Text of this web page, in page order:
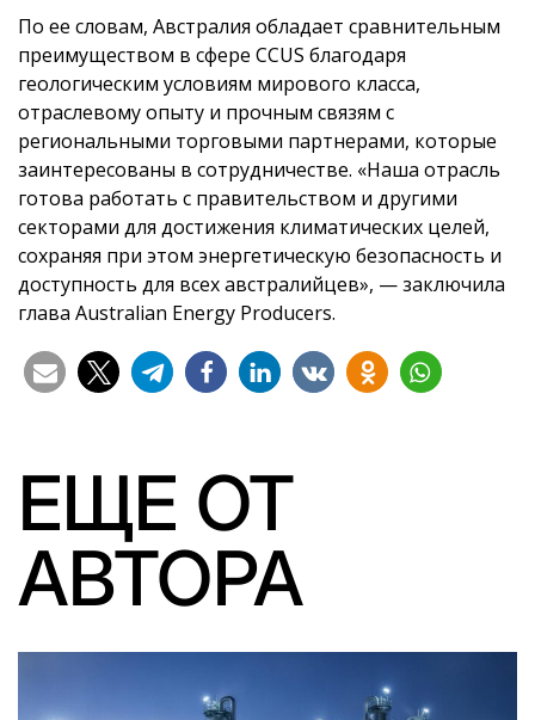
По ее словам, Австралия обладает сравнительным
преимуществом в сфере CCUS благодаря
геологическим условиям мирового класса,
отраслевому опыту и прочным связям с
региональными торговыми партнерами, которые
заинтересованы в сотрудничестве. «Наша отрасль
готова работать с правительством и другими
секторами для достижения климатических целей,
сохраняя при этом энергетическую безопасность и
доступность для всех австралийцев», — заключила
глава Australian Energy Producers.
ЕЩЕ ОТ
АВТОРА